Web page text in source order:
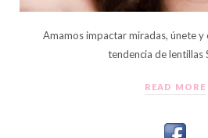
Amamos impactar miradas, únete y
tendencia de lentillas
READ MORE